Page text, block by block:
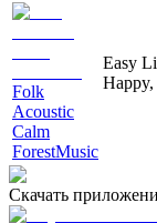
Folk
Acoustic
Calm
ForestMusic
Easy
Happy,
Скачать